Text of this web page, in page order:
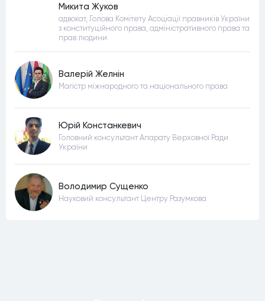
Микита Жуков
адвокат, Голова Комітету Асоціації правників України
з конституційного права, адміністративного права та
прав людини
Валерій Желнін
Магістр міжнародного та національного права
Юрій Констанкевич
Головний консультант Апарату Верховної Ради
України
Володимир Сущенко
Науковий консультант Центру Разумкова